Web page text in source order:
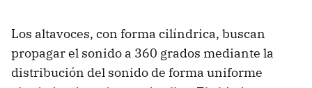
Los altavoces, con forma cilíndrica, buscan
propagar el sonido a 360 grados mediante la
distribución del sonido de forma uniforme